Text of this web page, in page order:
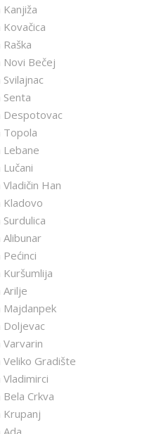
Novi Bečej
Senta
Despotovac
Topola
Lebane
Han
Kladovo
Alibunar
Arilje
Majdanpek
Doljevac
Varvarin
Gradište
Crkva
Krupanj